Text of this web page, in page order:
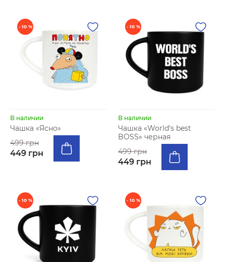
- 10 %
В наличии
Чашка «Ясно»
499 грн
449 грн
- 10 %
В наличии
Чашка «World's best
BOSS» черная
499 грн
449 грн
- 10 % - 10 %